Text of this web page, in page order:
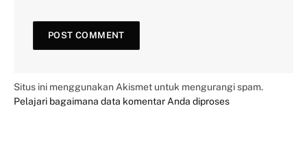
Situs ini menggunakan Akismet untuk mengurangi spam.
Pelajari bagaimana data komentar Anda diproses